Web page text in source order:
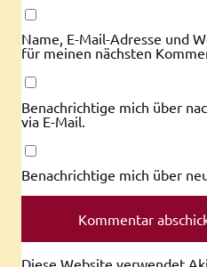
Name, E-Mail-Adresse und
für meinen nächsten
Benachrichtige mich über
via E-Mail.
Benachrichtige mich über